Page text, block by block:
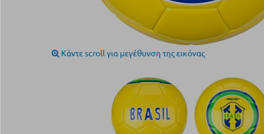
Κάντε scroll για μεγέθυνση της εικόνας